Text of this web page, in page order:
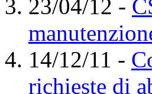
23/04/12 -
14/12/11 -
richieste di